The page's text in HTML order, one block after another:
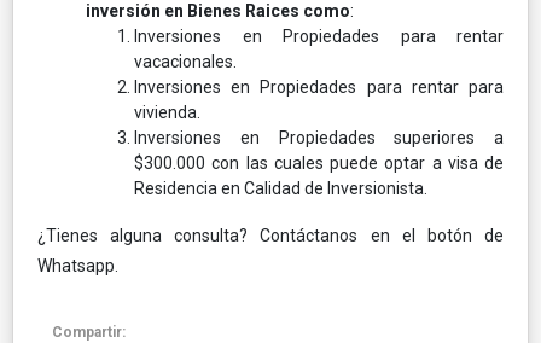
inversión en Bienes Raices como:
Inversiones en Propiedades para rentar
vacacionales.
Inversiones en Propiedades para rentar para
vivienda.
Inversiones en Propiedades superiores a
$300.000 con las cuales puede optar a visa de
Residencia en Calidad de Inversionista.
¿Tienes alguna consulta? Contáctanos en el botón de
Whatsapp.
Compartir: